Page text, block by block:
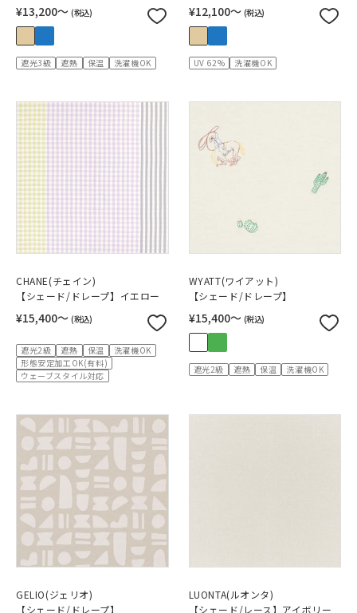
¥13,200〜 (税込)
遮光3級 遮熱 保温 洗濯機OK
¥12,100〜 (税込)
UV 62% 洗濯機OK
CHANE(チェイン)
【シェード/ドレープ】イエロー
¥15,400〜 (税込)
遮光2級 遮熱 保温
洗濯機OK
形態安定加工OK(有料)
ウェーブスタイル対応
WYATT(ワイアット)
【シェード/ドレープ】
¥15,400〜 (税込)
遮光2級 遮熱 保温 洗濯機OK
GELIO(ジェリオ)
【シェード/ドレープ】
LUONTA(ルオンタ)
【シェード/レース】アイボリー